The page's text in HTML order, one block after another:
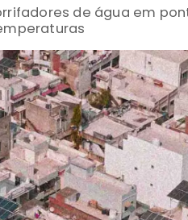
de água em